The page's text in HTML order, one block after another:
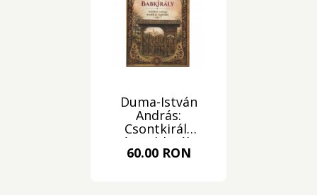
Duma-István
András:
Csontkirály
és Babkirály
60.00 RON